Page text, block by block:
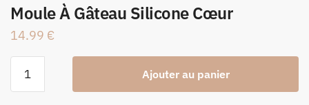
Moule À Gâteau Silicone Cœur
14.99 €
Ajouter au panier